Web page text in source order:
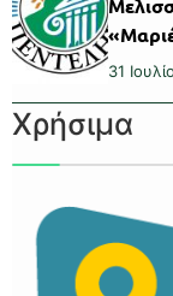
31
Χρήσιμα